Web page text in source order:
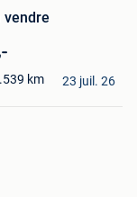
vendre
km 23 juil. 26